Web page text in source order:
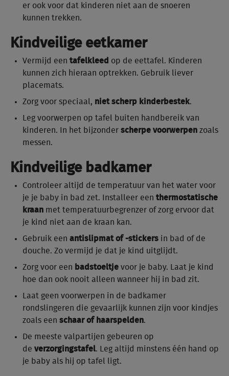
er ook voor dat kinderen niet aan de snoeren
kunnen trekken.
Kindveilige eetkamer
Vermijd een tafelkleed op de eettafel. Kinderen
kunnen zich hieraan optrekken. Gebruik liever
placemats.
Zorg voor speciaal, niet scherp kinderbestek.
Leg voorwerpen op tafel buiten handbereik van
kinderen. In het bijzonder scherpe voorwerpen zoals
messen.
Kindveilige badkamer
Controleer altijd de temperatuur van het water voor
je je baby in bad zet. Installeer een thermostatische
kraan met temperatuurbegrenzer of zorg ervoor dat
je kind niet aan de kraan kan.
Gebruik een antislipmat of -stickers in bad of de
douche. Zo vermijd je dat je kind uitglijdt.
Zorg voor een badstoeltje voor je baby. Laat je kind
hoe dan ook nooit alleen wanneer hij in bad zit.
Laat geen voorwerpen in de badkamer
rondslingeren die gevaarlijk kunnen zijn voor kindjes
zoals een schaar of haarspelden.
De meeste valpartijen gebeuren op
de verzorgingstafel. Leg altijd minstens één hand op
je baby als hij op tafel ligt.